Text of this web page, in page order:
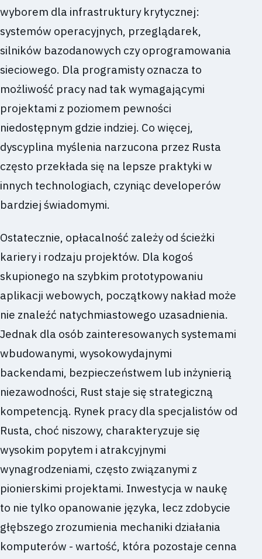
wyborem dla infrastruktury krytycznej:
systemów operacyjnych, przeglądarek,
silników bazodanowych czy oprogramowania
sieciowego. Dla programisty oznacza to
możliwość pracy nad tak wymagającymi
projektami z poziomem pewności
niedostępnym gdzie indziej. Co więcej,
dyscyplina myślenia narzucona przez Rusta
często przekłada się na lepsze praktyki w
innych technologiach, czyniąc developerów
bardziej świadomymi.
Ostatecznie, opłacalność zależy od ścieżki
kariery i rodzaju projektów. Dla kogoś
skupionego na szybkim prototypowaniu
aplikacji webowych, początkowy nakład może
nie znaleźć natychmiastowego uzasadnienia.
Jednak dla osób zainteresowanych systemami
wbudowanymi, wysokowydajnymi
backendami, bezpieczeństwem lub inżynierią
niezawodności, Rust staje się strategiczną
kompetencją. Rynek pracy dla specjalistów od
Rusta, choć niszowy, charakteryzuje się
wysokim popytem i atrakcyjnymi
wynagrodzeniami, często związanymi z
pionierskimi projektami. Inwestycja w naukę
to nie tylko opanowanie języka, lecz zdobycie
głębszego zrozumienia mechaniki działania
komputerów - wartość, która pozostaje cenna